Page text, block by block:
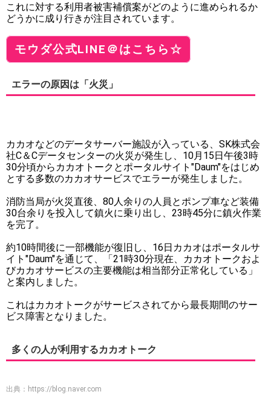
これに対する利用者被害補償案がどのように進められるか
どうかに成り行きが注目されています。
モウダ公式LINE＠はこちら☆
エラーの原因は「火災」
カカオなどのデータサーバー施設が入っている、SK株式会
社C＆Cデータセンターの火災が発生し、10月15日午後3時
30分頃からカカオトークとポータルサイト"Daum"をはじめ
とする多数のカカオサービスでエラーが発生しました。
消防当局が火災直後、80人余りの人員とポンプ車など装備
30台余りを投入して鎮火に乗り出し、23時45分に鎮火作業
を完了。
約10時間後に一部機能が復旧し、16日カカオはポータルサ
イト"Daum"を通じて、「21時30分現在、カカオトークおよ
びカカオサービスの主要機能は相当部分正常化している」
と案内しました。
これはカカオトークがサービスされてから最長期間のサー
ビス障害となりました。
多くの人が利用するカカオトーク
出典： https://blog.naver.com